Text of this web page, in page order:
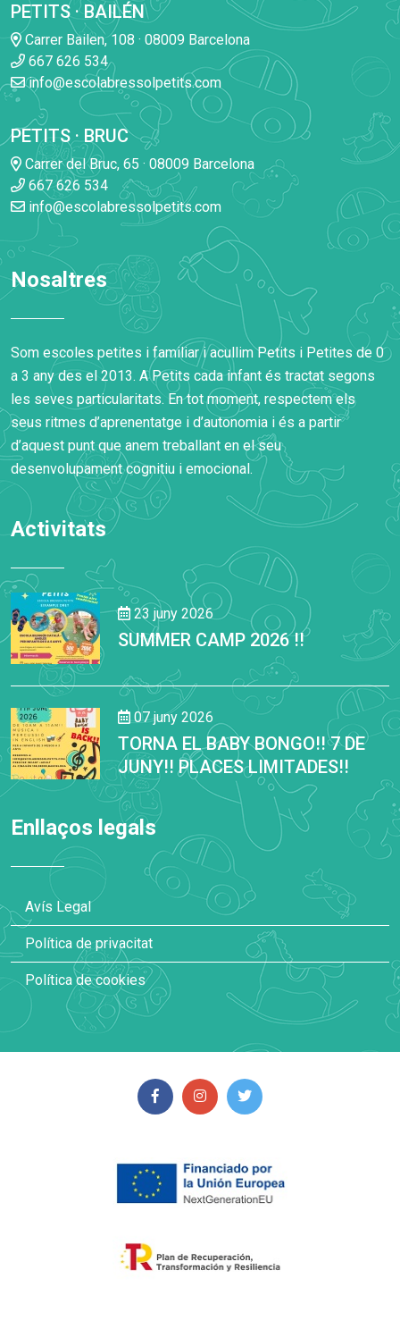
PETITS · BAILÉN
Carrer Bailen, 108 · 08009 Barcelona
667 626 534
info@escolabressolpetits.com
PETITS · BRUC
Carrer del Bruc, 65 · 08009 Barcelona
667 626 534
info@escolabressolpetits.com
Nosaltres
Som escoles petites i familiar i acullim Petits i Petites de 0
a 3 any des el 2013. A Petits cada infant és tractat segons
les seves particularitats. En tot moment, respectem els
seus ritmes d’aprenentatge i d’autonomia i és a partir
d’aquest punt que anem treballant en el seu
desenvolupament cognitiu i emocional.
Activitats
23 juny 2026
SUMMER CAMP 2026 !!
07 juny 2026
TORNA EL BABY BONGO!! 7 DE
JUNY!! PLACES LIMITADES!!
Enllaços legals
Avís Legal
Política de privacitat
Política de cookies